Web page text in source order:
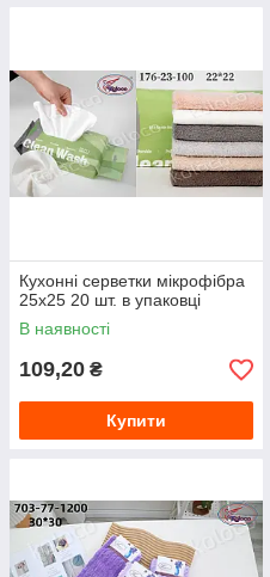
Кухонні серветки мікрофібра
25х25 20 шт. в упаковці
В наявності
109,20 ₴
Купити